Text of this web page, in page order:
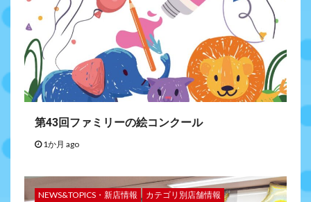
第43回ファミリーの絵コンクール
1か月 ago
NEWS&TOPICS・新店情報
カテゴリ別店舗情報